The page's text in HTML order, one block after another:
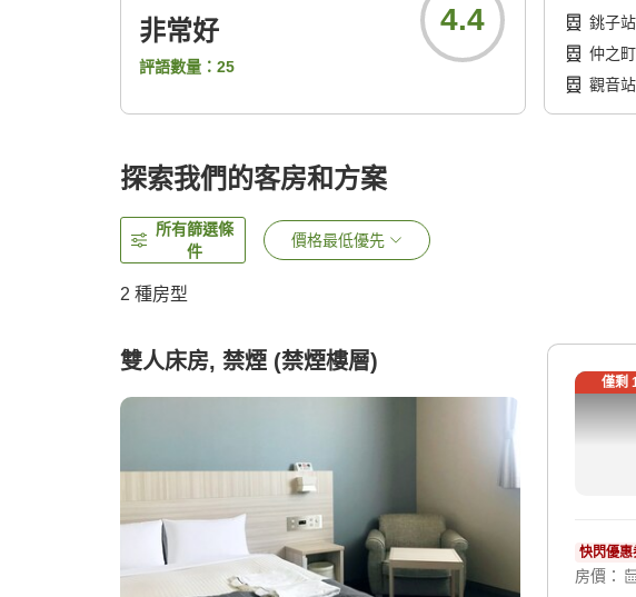
非常好
評語數量： 25
4.4 銚子站
仲之
觀音站
探索我們的客房和方案
所有篩選條
件
價格最低優先
2 種房型
雙人床房, 禁煙 (禁煙樓層)
僅剩
快閃優惠
房價：